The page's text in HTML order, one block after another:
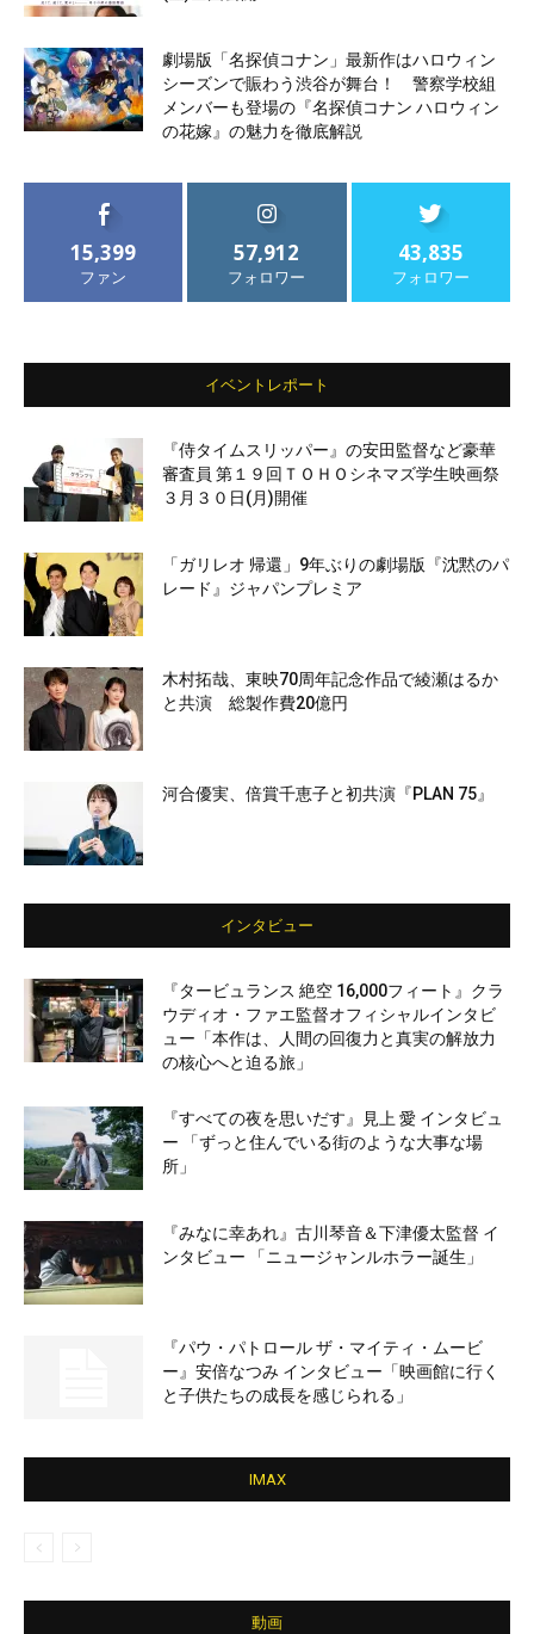
劇場版「名探偵コナン」最新作はハロウィン
シーズンで賑わう渋谷が舞台！ 警察学校組
メンバーも登場の『名探偵コナン ハロウィン
の花嫁』の魅力を徹底解説
15,399
ファン
57,912
フォロワー
43,835
フォロワー
イベントレポート
『侍タイムスリッパー』の安田監督など豪華
審査員 第１９回ＴＯＨＯシネマズ学生映画祭
３月３０日(月)開催
「ガリレオ 帰還」9年ぶりの劇場版『沈黙のパ
レード』ジャパンプレミア
木村拓哉、東映70周年記念作品で綾瀬はるか
と共演 総製作費20億円
河合優実、倍賞千恵子と初共演『PLAN 75』
インタビュー
『タービュランス 絶空 16,000フィート』クラ
ウディオ・ファエ監督オフィシャルインタビ
ュー「本作は、人間の回復力と真実の解放力
の核心へと迫る旅」
『すべての夜を思いだす』見上 愛 インタビュ
ー 「ずっと住んでいる街のような大事な場
所」
『みなに幸あれ』古川琴音＆下津優太監督 イ
ンタビュー 「ニュージャンルホラー誕生」
『パウ・パトロール ザ・マイティ・ムービ
ー』安倍なつみ インタビュー「映画館に行く
と子供たちの成長を感じられる」
IMAX
動画